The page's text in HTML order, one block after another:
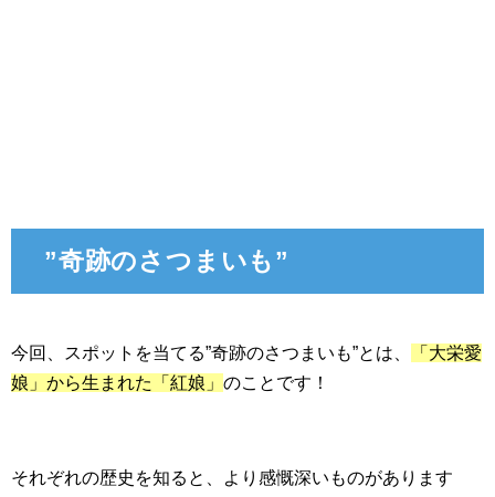
”奇跡のさつまいも”
今回、スポットを当てる”奇跡のさつまいも”とは、
「大栄愛
娘」から生まれた「紅娘」 のことです！
それぞれの歴史を知ると、より感慨深いものがあります